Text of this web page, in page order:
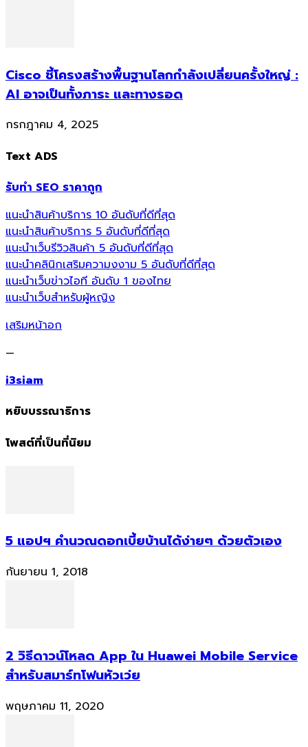
Cisco ชี้โครงสร้างพื้นฐานโลกกำลังเปลี่ยนครั้งใหญ่ :
AI อาจเป็นทั้งภาระ และทางรอด
กรกฎาคม 4, 2025
Text ADS
รับทำ SEO ราคาถูก
แนะนำสินค้าบริการ 10 อันดับที่ดีที่สุด
แนะนำสินค้าบริการ 5 อันดับที่ดีที่สุด
แนะนำเว็บรีวิวสินค้า 5 อันดับที่ดีที่สุด
แนะนำคลินิกเสริมความงงาม 5 อันดับที่ดีที่สุด
แนะนำเว็บข่าวไอที อันดับ 1 ของไทย
แนะนำเว็บสำหรับผู้หญิง
เสริมหน้าอก
—
i3siam
หยิบบรรณาธิการ
โพสต์ที่เป็นที่นิยม
5 แอปฯ คำนวณดอกเบี้ยบ้านได้ง่ายๆ ด้วยตัวเอง
กันยายน 1, 2018
2 วิธีดาวน์โหลด App ใน Huawei Mobile Service
สำหรับสมาร์ทโฟนหัวเว่ย
พฤษภาคม 11, 2020